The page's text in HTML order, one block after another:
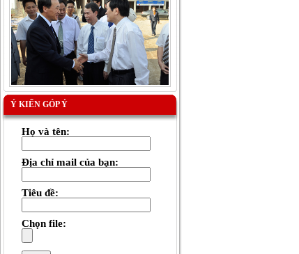
Ý KIẾN GÓP Ý
Họ và tên:
Địa chỉ mail của bạn:
Tiêu đề:
Chọn file: